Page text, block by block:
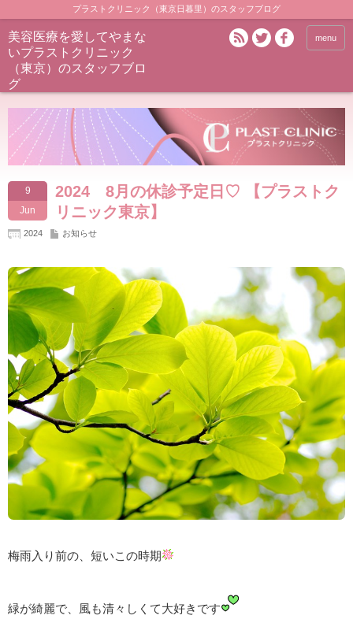
プラストクリニック（東京日暮里）のスタッフブログ
美容医療を愛してやまな
いプラストクリニック
（東京）のスタッフブロ
グ
menu
9
Jun
2024 8月の休診予定日♡ 【プラストク
リニック東京】
2024 お知らせ
梅雨入り前の、短いこの時期
緑が綺麗で、風も清々しくて大好きです